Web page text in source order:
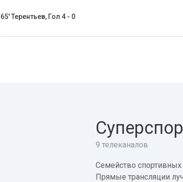
65' Терентьев, Гол 4 - 0
9 телеканалов
Семейство спортивных
Прямые трансляции